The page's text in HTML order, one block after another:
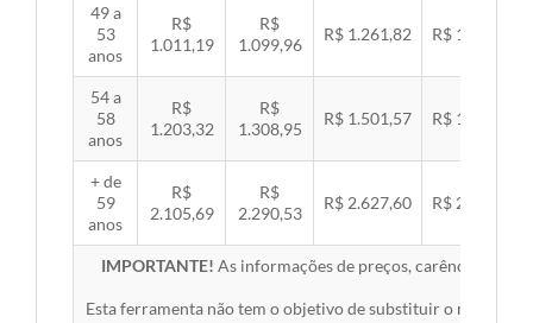
49 a
53
anos
R$
1.011,19
R$
1.099,96
R$ 1.261,82 R$ 1.300,32
54 a
58
anos
R$
1.203,32
R$
1.308,95
R$ 1.501,57 R$ 1.547,38
+ de
59
anos
R$
2.105,69
R$
2.290,53
R$ 2.627,60 R$ 2.707,76
IMPORTANTE! As informações de preços, carências,
Esta ferramenta não tem o objetivo de substituir o material